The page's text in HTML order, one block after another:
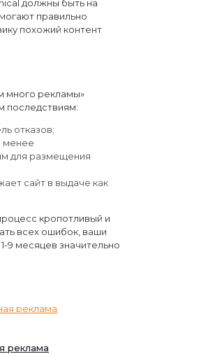
должны быть на
правильно
похожий контент
много рекламы»
последствиям:
отказов;
менее
для размещения
сайт в выдаче как
кропотливый и
всех ошибок, ваши
9 месяцев значительно
реклама